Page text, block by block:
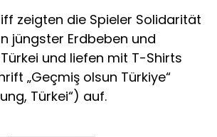
zeigten die Spieler Solidarität
jüngster Erdbeben und
und liefen mit T-Shirts
„Geçmiş olsun Türkiye“
Türkei“) auf.